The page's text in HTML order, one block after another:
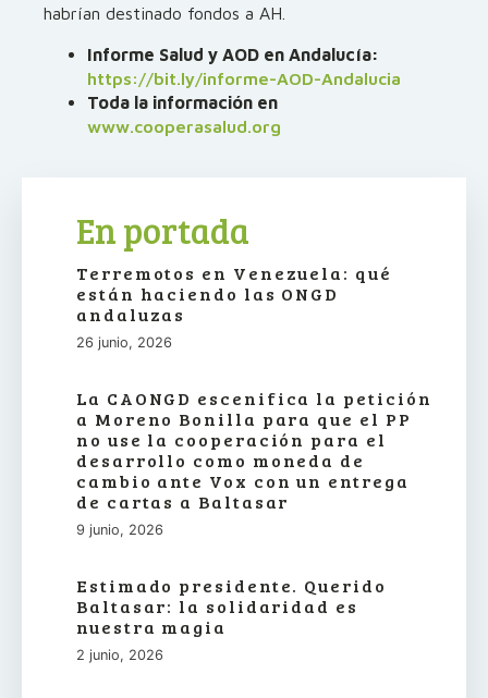
habrían destinado fondos a AH.
Informe Salud y AOD en Andalucía:
https://bit.ly/informe-AOD-Andalucia
Toda la información en
www.cooperasalud.org
En portada
Terremotos en Venezuela: qué
están haciendo las ONGD
andaluzas
26 junio, 2026
La CAONGD escenifica la petición
a Moreno Bonilla para que el PP
no use la cooperación para el
desarrollo como moneda de
cambio ante Vox con un entrega
de cartas a Baltasar
9 junio, 2026
Estimado presidente. Querido
Baltasar: la solidaridad es
nuestra magia
2 junio, 2026